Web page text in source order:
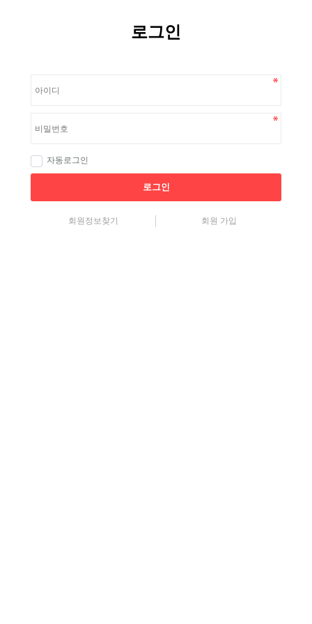
로그인
자동로그인
로그인
회원정보찾기 회원 가입